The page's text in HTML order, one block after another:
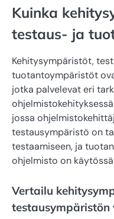
Kuinka
testaus- ja
Kehitysympäristöt,
tuotantoympäristöt
jotka palvelevat eri
jossa
testausympäristö on
testaamiseen, ja
ohjelmisto on
Vertailu
testausympäristön